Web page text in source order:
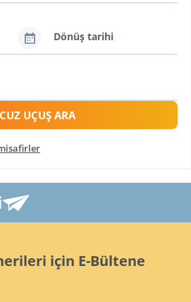
Dönüş tarihi
UÇUŞ ARA
için E-Bültene